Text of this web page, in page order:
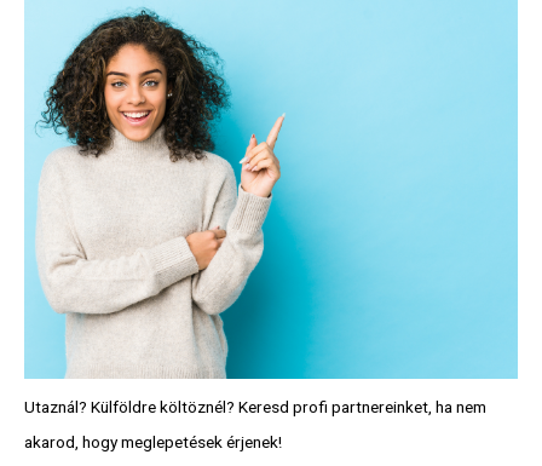
Utaznál? Külföldre költöznél? Keresd profi partnereinket, ha nem
akarod, hogy meglepetések érjenek!